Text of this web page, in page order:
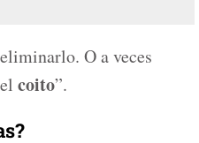
O a veces
coito”.